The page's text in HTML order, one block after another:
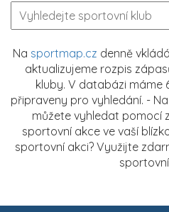
Na sportmap.cz denně
aktualizujeme rozpis
kluby. V databázi máme
připraveny pro vyhledání. -
můžete vyhledat pomocí
sportovní akce ve vaší
sportovní akci? Využijte